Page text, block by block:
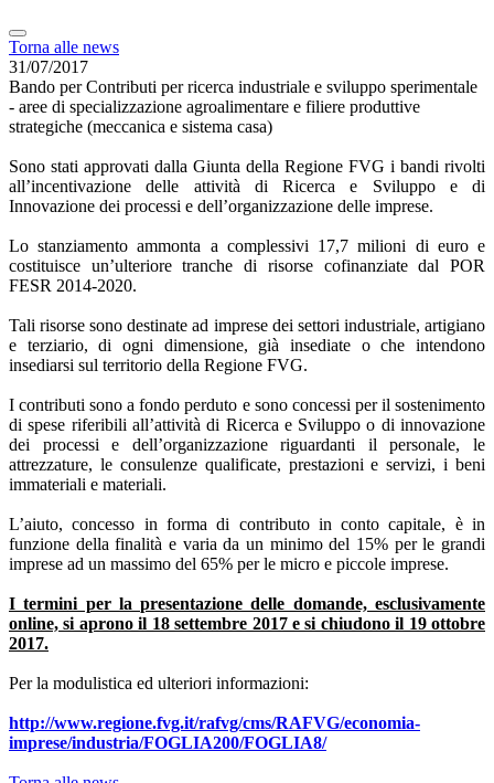
Torna alle news
31/07/2017
Bando per Contributi per ricerca industriale e sviluppo sperimentale
- aree di specializzazione agroalimentare e filiere produttive
strategiche (meccanica e sistema casa)
Sono stati approvati dalla Giunta della Regione FVG i bandi rivolti
all’incentivazione delle attività di Ricerca e Sviluppo e di
Innovazione dei processi e dell’organizzazione delle imprese.
Lo stanziamento ammonta a complessivi 17,7 milioni di euro e
costituisce un’ulteriore tranche di risorse cofinanziate dal POR
FESR 2014-2020.
Tali risorse sono destinate ad imprese dei settori industriale, artigiano
e terziario, di ogni dimensione, già insediate o che intendono
insediarsi sul territorio della Regione FVG.
I contributi sono a fondo perduto e sono concessi per il sostenimento
di spese riferibili all’attività di Ricerca e Sviluppo o di innovazione
dei processi e dell’organizzazione riguardanti il personale, le
attrezzature, le consulenze qualificate, prestazioni e servizi, i beni
immateriali e materiali.
L’aiuto, concesso in forma di contributo in conto capitale, è in
funzione della finalità e varia da un minimo del 15% per le grandi
imprese ad un massimo del 65% per le micro e piccole imprese.
I termini per la presentazione delle domande, esclusivamente
online, si aprono il 18 settembre 2017 e si chiudono il 19 ottobre
2017.
Per la modulistica ed ulteriori informazioni:
http://www.regione.fvg.it/rafvg/cms/RAFVG/economia-
imprese/industria/FOGLIA200/FOGLIA8/